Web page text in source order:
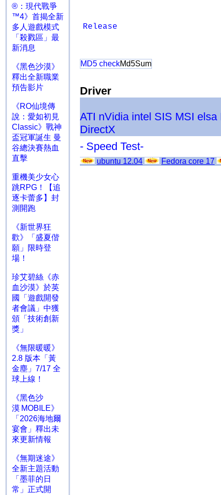
®：現代戰爭
™4》首揭全新
多人遊戲模式
「殺戮區」最
新消息
《黑色沙漠》
釋出全新職業
預告影片
《RO仙境傳
說：愛如初見
Classic》戰神
盃冠軍誕生 曼
谷總決賽熱血
直擊
重機美少女心
跳RPG！【追
逐卡蕾多】封
測開跑
《新世界狂
歡》「盛夏偕
願」限時登
場！
珍艾碧絲《赤
血沙漠》於英
國「遊戲開發
者會議」中獲
頒「技術創新
獎」
《無限暖暖》
2.8 版本「黃
金塵」7/17 全
球上線！
《黑色沙
漠 MOBILE》
「2026海地爾
宴會」釋出未
來更新情報
《無期迷途》
全新主題活動
「墨菲的日
常」正式開
Release
MD5 checkMd5Sum
Driver
ATI nVidia intel SIS MSI elsa
DirectX
- Speed Test-
ubuntu 12.04 Fedora core 17